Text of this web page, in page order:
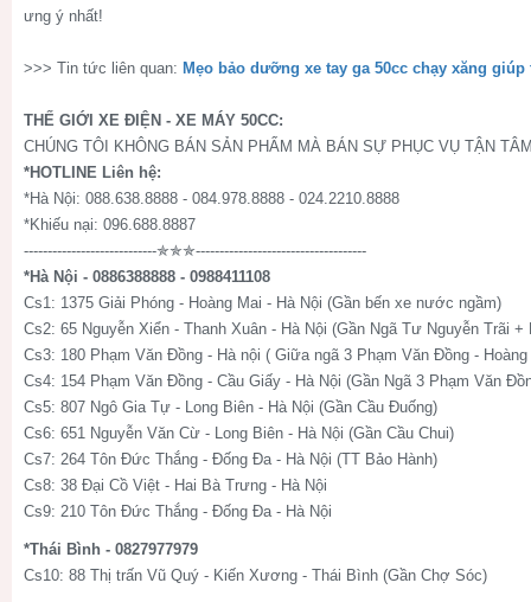
ưng ý nhất!
>>> Tin tức liên quan: Mẹo bảo dưỡng xe tay ga 50cc chạy xăng
THẾ GIỚI XE ĐIỆN - XE MÁY 50CC:
CHÚNG TÔI KHÔNG BÁN SẢN PHẨM MÀ BÁN SỰ PHỤC VỤ TẬN
*HOTLINE Liên hệ:
*Hà Nội: 088.638.8888 - 084.978.8888 - 024.2210.8888
*Khiếu nại: 096.688.8887
----------------------------✯✯✯------------------------------------
*Hà Nội - 0886388888 - 0988411108
Cs1: 1375 Giải Phóng - Hoàng Mai - Hà Nội (Gần bến xe nước ngầm)
Cs2: 65 Nguyễn Xiển - Thanh Xuân - Hà Nội (Gần Ngã Tư Nguyễn Trãi +
Cs3: 180 Phạm Văn Đồng - Hà nội ( Giữa ngã 3 Phạm Văn Đồng -
Cs4: 154 Phạm Văn Đồng - Cầu Giấy - Hà Nội (Gần Ngã 3 Phạm Văn
Cs5: 807 Ngô Gia Tự - Long Biên - Hà Nội (Gần Cầu Đuống)
Cs6: 651 Nguyễn Văn Cừ - Long Biên - Hà Nội (Gần Cầu Chui)
Cs7: 264 Tôn Đức Thắng - Đống Đa - Hà Nội (TT Bảo Hành)
Cs8: 38 Đại Cồ Việt - Hai Bà Trưng - Hà Nội
Cs9: 210 Tôn Đức Thắng - Đống Đa - Hà Nội
*Thái Bình - 0827977979
Cs10: 88 Thị trấn Vũ Quý - Kiến Xương - Thái Bình (Gần Chợ Sóc)